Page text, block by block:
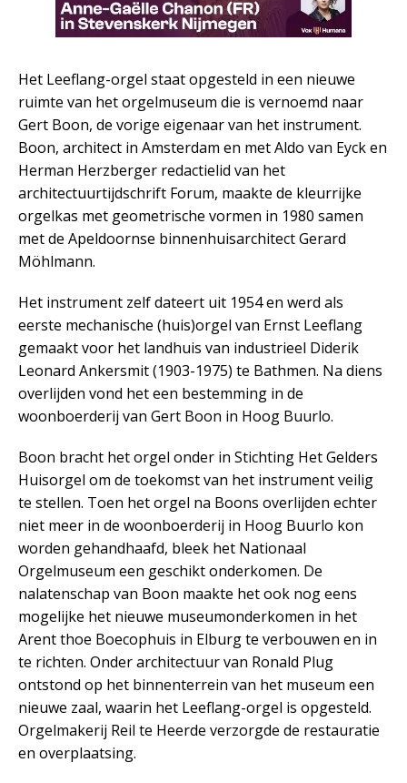
Het Leeflang-orgel staat opgesteld in een nieuwe
ruimte van het orgelmuseum die is vernoemd naar
Gert Boon, de vorige eigenaar van het instrument.
Boon, architect in Amsterdam en met Aldo van Eyck en
Herman Herzberger redactielid van het
architectuurtijdschrift Forum, maakte de kleurrijke
orgelkas met geometrische vormen in 1980 samen
met de Apeldoornse binnenhuisarchitect Gerard
Möhlmann.
Het instrument zelf dateert uit 1954 en werd als
eerste mechanische (huis)orgel van Ernst Leeflang
gemaakt voor het landhuis van industrieel Diderik
Leonard Ankersmit (1903-1975) te Bathmen. Na diens
overlijden vond het een bestemming in de
woonboerderij van Gert Boon in Hoog Buurlo.
Boon bracht het orgel onder in Stichting Het Gelders
Huisorgel om de toekomst van het instrument veilig
te stellen. Toen het orgel na Boons overlijden echter
niet meer in de woonboerderij in Hoog Buurlo kon
worden gehandhaafd, bleek het Nationaal
Orgelmuseum een geschikt onderkomen. De
nalatenschap van Boon maakte het ook nog eens
mogelijke het nieuwe museumonderkomen in het
Arent thoe Boecophuis in Elburg te verbouwen en in
te richten. Onder architectuur van Ronald Plug
ontstond op het binnenterrein van het museum een
nieuwe zaal, waarin het Leeflang-orgel is opgesteld.
Orgelmakerij Reil te Heerde verzorgde de restauratie
en overplaatsing.